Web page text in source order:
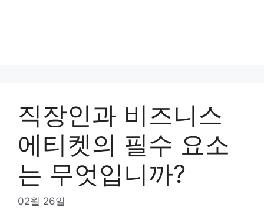
직장인과 비즈니스
에티켓의 필수 요소
는 무엇입니까?
02월 26일